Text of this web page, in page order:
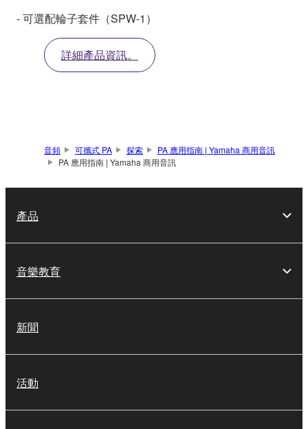
- 可選配輪子套件（SPW-1）
詳細產品資訊。
音頻 可攜式 PA 探索
PA 應用指南 | Yamaha 商用音訊
PA 應用指南 | Yamaha 商用音訊
產品
音樂教育
新聞
活動